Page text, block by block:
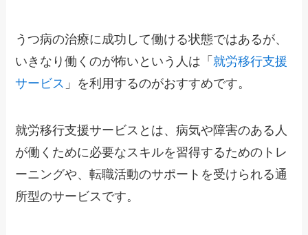
うつ病の治療に成功して働ける状態ではあるが、
いきなり働くのが怖いという人は「就労移行支援
サービス 」を利用するのがおすすめです。
就労移行支援サービスとは、病気や障害のある人
が働くために必要なスキルを習得するためのトレ
ーニングや、転職活動のサポートを受けられる通
所型のサービスです。